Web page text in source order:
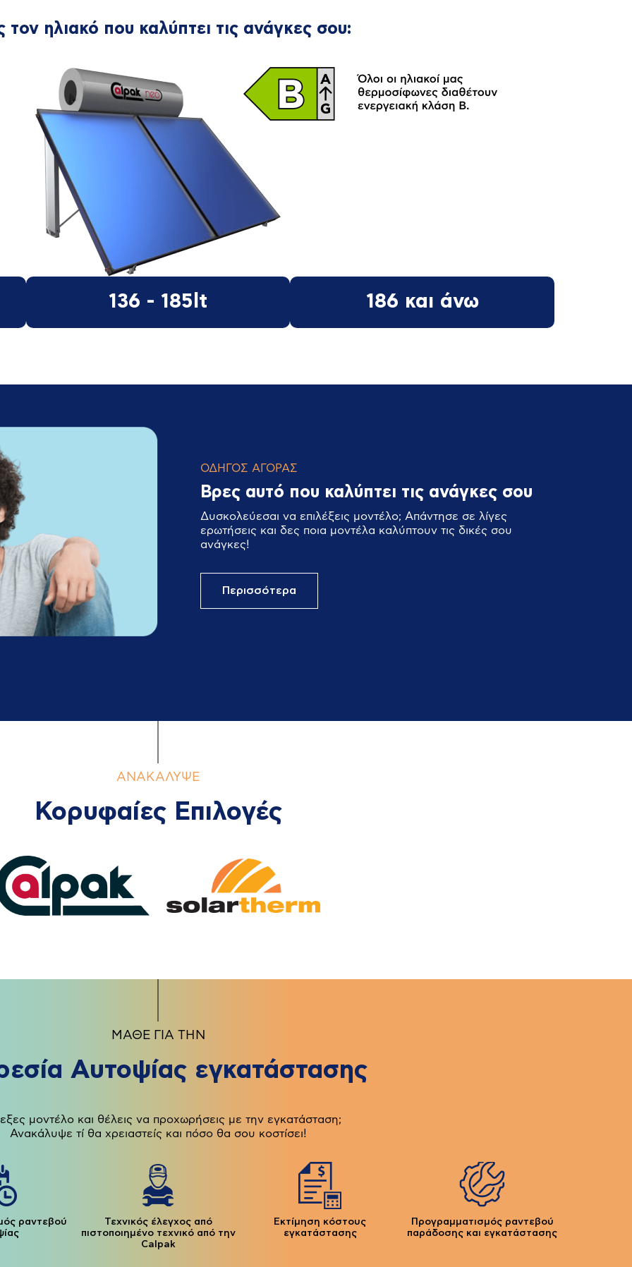
τον ηλιακό που καλύπτει τις ανάγκες σου:
136 - 185lt 186 και άνω
ΟΔΗΓΟΣ ΑΓΟΡΑΣ
Βρες αυτό που καλύπτει τις ανάγκες σου
Δυσκολεύεσαι να επιλέξεις μοντέλο; Απάντησε σε λίγες
ερωτήσεις και δες ποια μοντέλα καλύπτουν τις δικές σου
ανάγκες!
Περισσότερα
ΑΝΑΚΑΛΥΨΕ
Κορυφαίες Επιλογές
ΜΑΘΕ ΓΙΑ ΤΗΝ
Αυτοψίας εγκατάστασης
μοντέλο και θέλεις να προχωρήσεις με την εγκατάσταση;
Ανακάλυψε τί θα χρειαστείς και πόσο θα σου κοστίσει!
ραντεβού
Τεχνικός έλεγχος από
πιστοποιημένο τεχνικό από την
Calpak
Εκτίμηση κόστους
εγκατάστασης
Προγραμματισμός ραντεβού
παράδοσης και εγκατάστασης